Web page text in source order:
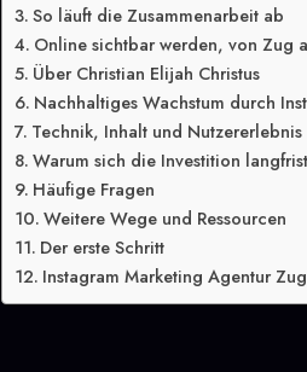
So läuft die Zusammenarbeit ab
Online sichtbar werden, von Zug
Über Christian Elijah Christus
Nachhaltiges Wachstum durch
Technik, Inhalt und Nutzererlebnis
Warum sich die Investition
Häufige Fragen
Weitere Wege und Ressourcen
Der erste Schritt
Instagram Marketing Agentur